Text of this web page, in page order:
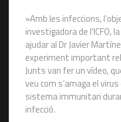
»Amb les infeccions,
investigadora de l’ICFO,
ajudar al Dr Javier
experiment important
Junts van fer un vídeo,
veu com s’amaga el virus
sistema immunitari
infecció.